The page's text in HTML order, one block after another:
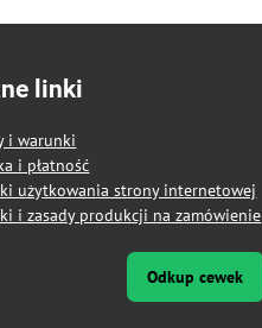
linki
i warunki
i płatność
użytkowania strony internetowej
i zasady produkcji na zamówienie
Odkup cewek